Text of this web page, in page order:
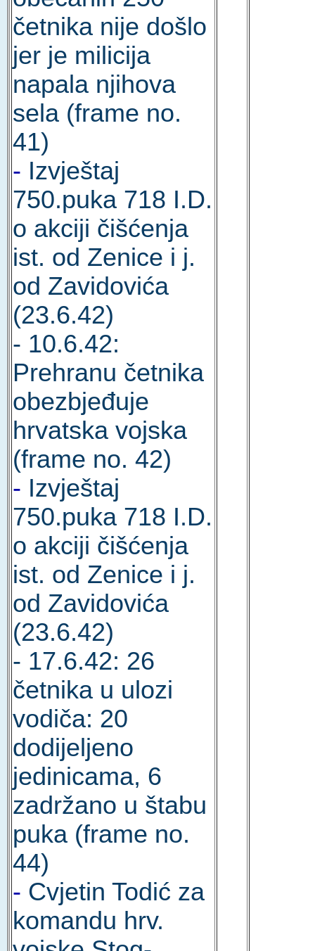
četnika nije došlo
jer je milicija
napala njihova
sela (frame no.
41)
- Izvještaj
750.puka 718 I.D.
o akciji čišćenja
ist. od Zenice i j.
od Zavidovića
(23.6.42)
- 10.6.42:
Prehranu četnika
obezbjeđuje
hrvatska vojska
(frame no. 42)
- Izvještaj
750.puka 718 I.D.
o akciji čišćenja
ist. od Zenice i j.
od Zavidovića
(23.6.42)
- 17.6.42: 26
četnika u ulozi
vodiča: 20
dodijeljeno
jedinicama, 6
zadržano u štabu
puka (frame no.
44)
- Cvjetin Todić za
komandu hrv.